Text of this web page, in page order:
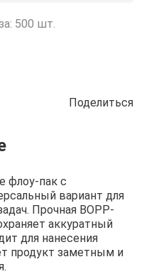
500 шт.
Поделиться
флоу-пак с
вариант для
Прочная BOPP-
аккуратный
для нанесения
продукт заметным и